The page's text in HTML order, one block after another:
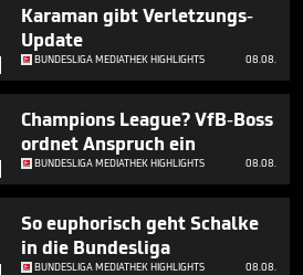
Karaman gibt Verletzungs-
Update
BUNDESLIGA MEDIATHEK HIGHLIGHTS 08.08.
Champions League? VfB-Boss
ordnet Anspruch ein
BUNDESLIGA MEDIATHEK HIGHLIGHTS 08.08.
So euphorisch geht Schalke
in die Bundesliga
BUNDESLIGA MEDIATHEK HIGHLIGHTS 08.08.